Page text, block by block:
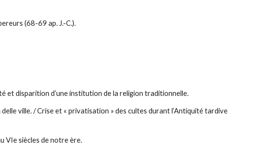
(68-69 ap. J.-C.).
et disparition d’une institution de la religion traditionnelle.
ville. / Crise et « privatisation » des cultes durant l’Antiquité tardive
VIe siècles de notre ère.